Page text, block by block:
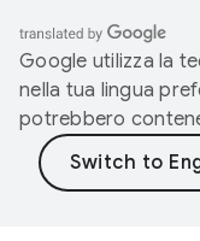
Google utilizza la
nella tua lingua
potrebbero